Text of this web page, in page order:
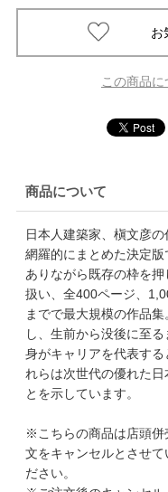
この商品
商品について
日本人建築家、槇文彦
網羅的にまとめた決定
ありながら既存の枠を
扱い、全400ページ、
までで最大規模の作品
し、生前から没後に至
身がキャリアを代表す
れらは次世代の優れた
とを示しています。
※こちらの商品は店頭併
文をキャンセルとさせ
ださい。